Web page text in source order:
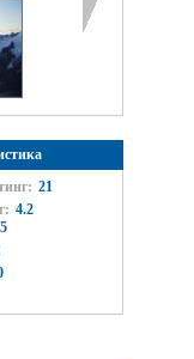
21
4.2
5